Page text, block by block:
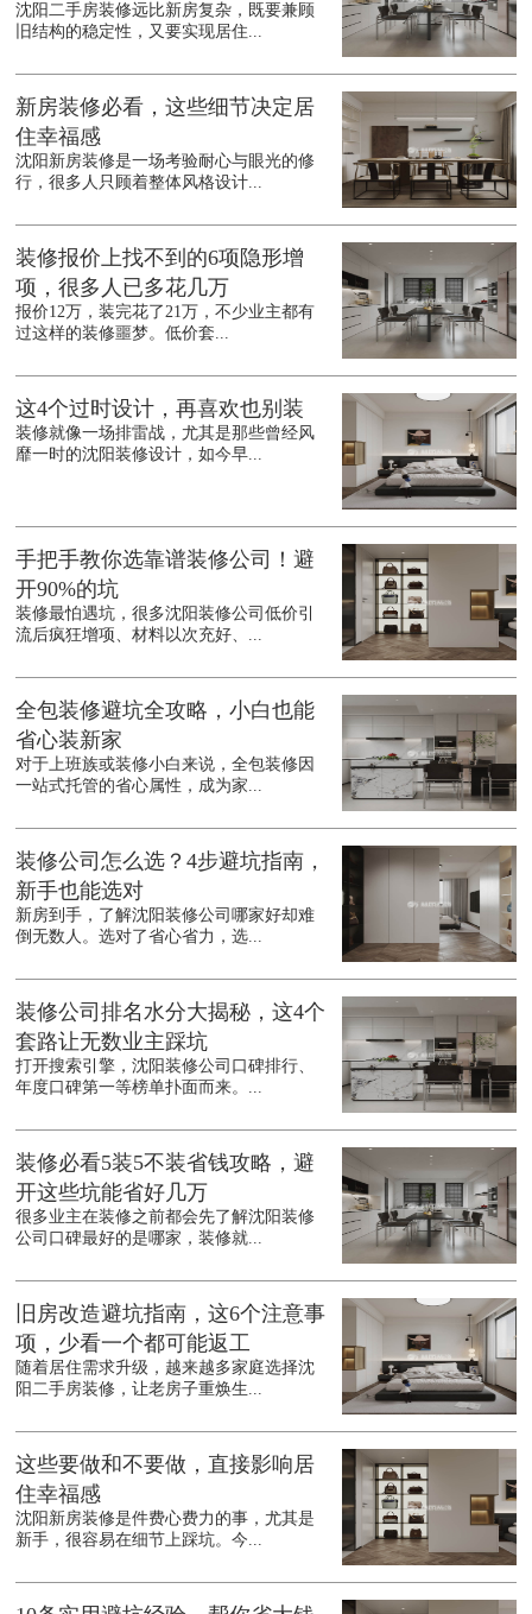
沈阳二手房装修远比新房复杂，既要兼顾
旧结构的稳定性，又要实现居住...
新房装修必看，这些细节决定居
住幸福感
沈阳新房装修是一场考验耐心与眼光的修
行，很多人只顾着整体风格设计...
装修报价上找不到的6项隐形增
项，很多人已多花几万
报价12万，装完花了21万，不少业主都有
过这样的装修噩梦。低价套...
这4个过时设计，再喜欢也别装
装修就像一场排雷战，尤其是那些曾经风
靡一时的沈阳装修设计，如今早...
手把手教你选靠谱装修公司！避
开90%的坑
装修最怕遇坑，很多沈阳装修公司低价引
流后疯狂增项、材料以次充好、...
全包装修避坑全攻略，小白也能
省心装新家
对于上班族或装修小白来说，全包装修因
一站式托管的省心属性，成为家...
装修公司怎么选？4步避坑指南，
新手也能选对
新房到手，了解沈阳装修公司哪家好却难
倒无数人。选对了省心省力，选...
装修公司排名水分大揭秘，这4个
套路让无数业主踩坑
打开搜索引擎，沈阳装修公司口碑排行、
年度口碑第一等榜单扑面而来。...
装修必看5装5不装省钱攻略，避
开这些坑能省好几万
很多业主在装修之前都会先了解沈阳装修
公司口碑最好的是哪家，装修就...
旧房改造避坑指南，这6个注意事
项，少看一个都可能返工
随着居住需求升级，越来越多家庭选择沈
阳二手房装修，让老房子重焕生...
这些要做和不要做，直接影响居
住幸福感
沈阳新房装修是件费心费力的事，尤其是
新手，很容易在细节上踩坑。今...